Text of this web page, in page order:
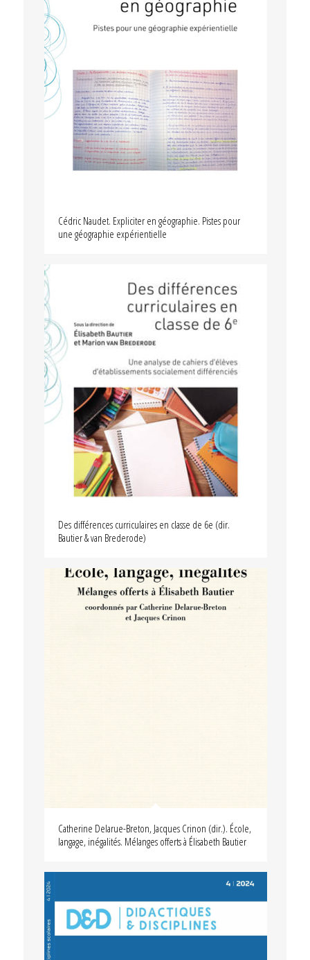
Cédric Naudet. Expliciter en géographie. Pistes pour
une géographie expérientielle
Des différences curriculaires en classe de 6e (dir.
Bautier & van Brederode)
Catherine Delarue-Breton, Jacques Crinon (dir.). École,
langage, inégalités. Mélanges offerts à Élisabeth Bautier